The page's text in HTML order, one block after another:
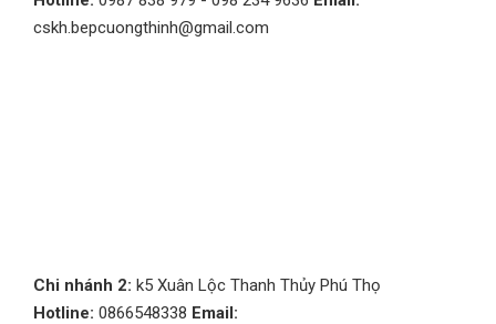
cskh.bepcuongthinh@gmail.com
Chi nhánh 2: k5 Xuân Lộc Thanh Thủy Phú Thọ
Hotline: 0866548338 Email: